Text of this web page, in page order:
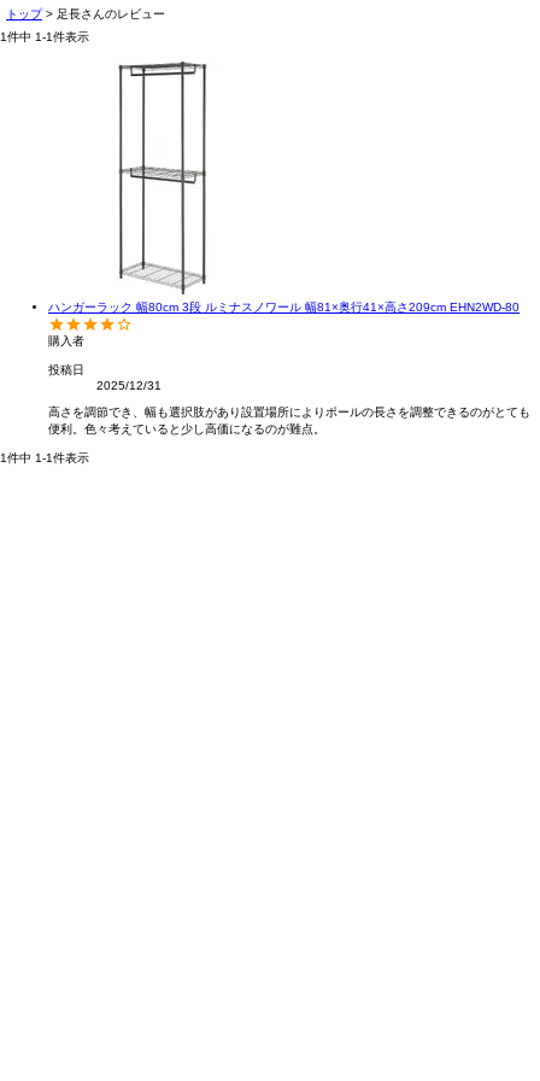
トップ
足長さんのレビュー
1件中 1-1件表示
ハンガーラック 幅80cm 3段 ルミナスノワール 幅81×奥行41×高さ209cm EHN2WD-80
購入者
投稿日
2025/12/31
高さを調節でき、幅も選択肢があり設置場所によりポールの長さを調整できるのがとても
便利。色々考えていると少し高価になるのが難点。
1件中 1-1件表示